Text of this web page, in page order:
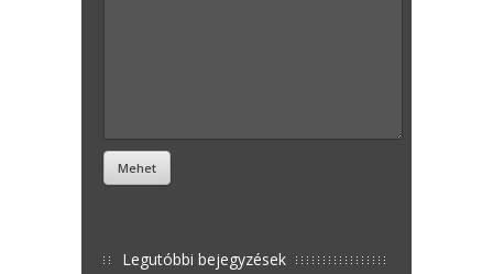
Legutóbbi bejegyzések